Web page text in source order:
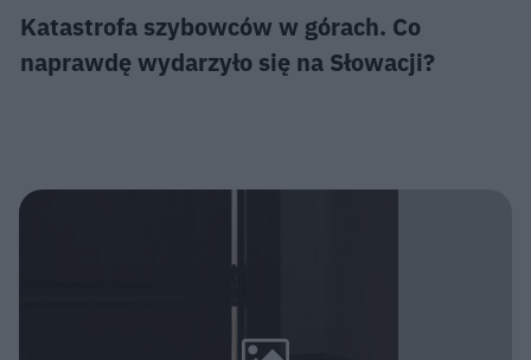
Katastrofa szybowców w górach. Co
naprawdę wydarzyło się na Słowacji?